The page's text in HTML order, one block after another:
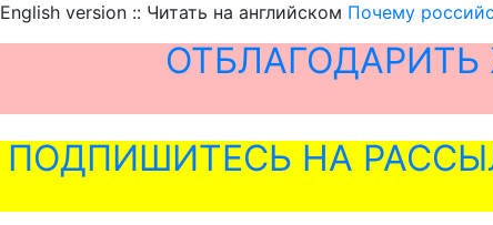
English version :: Читать на английском Почему
ПОДПИШИТЕСЬ НА